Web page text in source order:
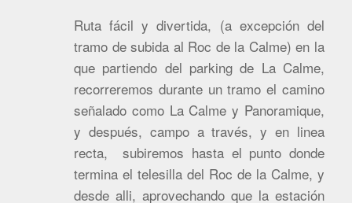
Ruta fácil y divertida, (a excepción del
tramo de subida al Roc de la Calme) en la
que partiendo del parking de La Calme,
recorreremos durante un tramo el camino
señalado como La Calme y Panoramique,
y después, campo a través, y en linea
recta, subiremos hasta el punto donde
termina el telesilla del Roc de la Calme, y
desde alli, aprovechando que la estación